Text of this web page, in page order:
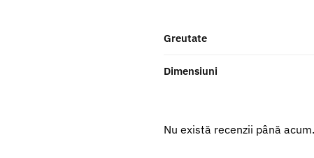
Greutate
Dimensiuni
Nu există recenzii până acum.